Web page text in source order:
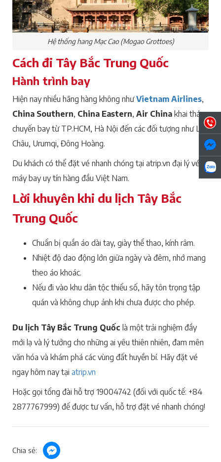
Hệ thống hang Mạc Cao (Mogao Grottoes)
Cách đi Tây Bắc Trung Quốc
Hành trình bay
Hiện nay nhiều hãng hàng không nhưVietnam Airlines,
China Southern, China Eastern, Air China khai thác
chuyến bay từ TP.HCM, Hà Nội đến các đối tượng như Lan
Châu, Urumqi, Đông Hoàng.
Du khách có thể đặt vé nhanh chóng tại atrip.vn đại lý vé
máy bay uy tín hàng đầu Việt Nam.
Lời khuyên khi du lịch Tây Bắc
Trung Quốc
Chuẩn bị quần áo dài tay, giày thể thao, kính râm.
Nhiệt độ dao động lớn giữa ngày và đêm, nhớ mang
theo áo khoác.
Nếu đi vào khu dân tộc thiểu số, hãy tôn trọng tập
quán và không chụp ảnh khi chưa được cho phép.
Du lịch Tây Bắc Trung Quốc là một trải nghiệm đầy
mới lạ và lý tưởng cho những ai yêu thiên nhiên, đam mên
văn hóa và khám phá các vùng đất huyền bí. Hãy đặt vé
ngay hôm nay tại atrip.vn
Hoặc gọi tổng đài hỗ trợ 19004742 (đối với quốc tế: +84
2877767999) để được tư vấn, hỗ trợ đặt vé nhanh chóng!
Chia sẻ: